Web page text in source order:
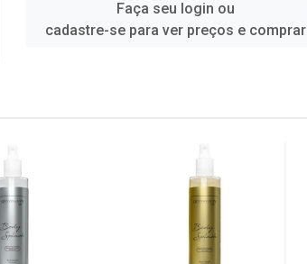
Faça seu login ou
cadastre-se para ver preços e comprar